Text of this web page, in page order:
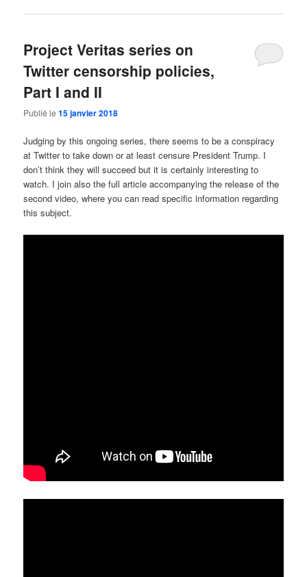
Project Veritas series on
Twitter censorship policies,
Part I and II
Publié le15 janvier 2018
Judging by this ongoing series, there seems to be a conspiracy
at Twitter to take down or at least censure President Trump. I
don’t think they will succeed but it is certainly interesting to
watch. I join also the full article accompanying the release of the
second video, where you can read specific information regarding
this subject.